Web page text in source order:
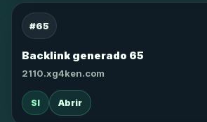
#65
Backlink generado 65
2110.xg4ken.com
SI Abrir